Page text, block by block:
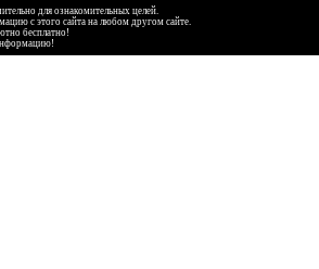
для ознакомительных целей.
с этого сайта на любом другом сайте.
бесплатно!